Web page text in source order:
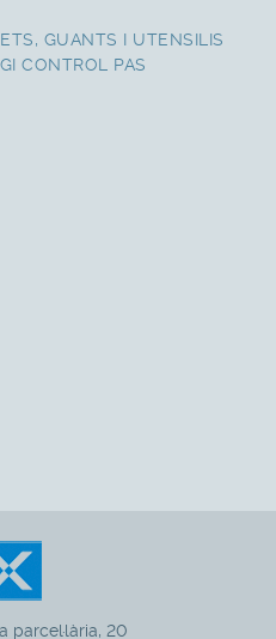
GUANTS I UTENSILIS
CONTROL PAS
parcel·lària, 20